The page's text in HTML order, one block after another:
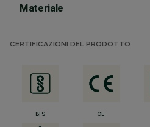
Materiale
CERTIFICAZIONI DEL PRODOTTO
BIS CE